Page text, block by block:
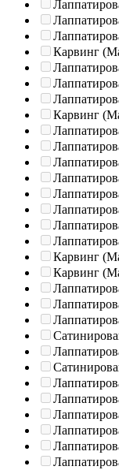
Карвинг
Карвинг
Карвинг
Карвинг